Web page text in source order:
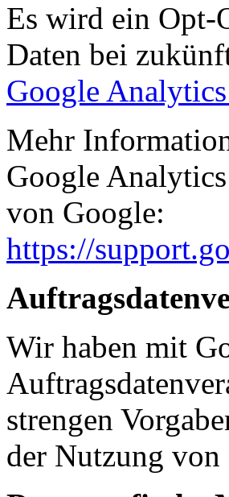
Es wird ein Opt-
Daten bei
Google
Mehr
Google
von Google:
https://
Wir haben mit
strengen
der Nutzung